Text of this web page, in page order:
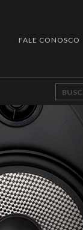
FALE CONOSCO